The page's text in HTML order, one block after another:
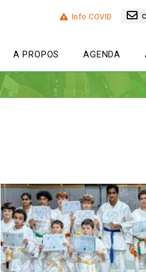
Info COVID
A PROPOS AGENDA